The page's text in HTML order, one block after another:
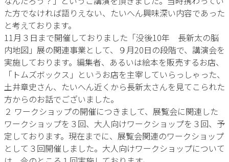
た方でなければ語りえない、たいへん興味深い内容であった
と考えております。
11月３日まで開催しておりました「没後10年 長新太の脳
内地図」展の関連事業として、９月20日の段階で、講演会を
実施しております。編集者、あるいは絵本を販売するお店、
「トムズボックス」というお店を主宰していらっしゃった、
土井章史さん、たいへん近くから長新太さんを見てこられた
方からのお話でございました。
２ ワークショップの開催につきまして、展覧会に関連した
ワークショップを３回、大人向けワークショップを３回、予
定しております。現在までに、展覧会関連のワークショップ
として３回開催しました。大人向けワークショップについて